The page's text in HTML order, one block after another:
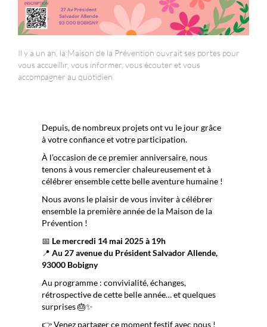
Il y a un an, la Maison de la Prévention ouvrait ses portes pour
vous accueillir, vous informer, vous écouter et vous
accompagner au quotidien.
Depuis, de nombreux projets ont vu le jour grâce
à votre confiance et votre participation.
À l’occasion de ce premier anniversaire, nous
tenons à vous remercier chaleureusement et à
célébrer ensemble cette belle aventure humaine !
Nous avons le plaisir de vous inviter à célébrer
ensemble la première année de la Maison de la
Prévention !
📅 Le mercredi 14 mai 2025 à 19h
📍 Au 27 avenue du Président Salvador Allende,
93000 Bobigny
Au programme : convivialité, échanges,
rétrospective de cette belle année… et quelques
surprises 🎂✨
👉 Venez partager ce moment festif avec nous !